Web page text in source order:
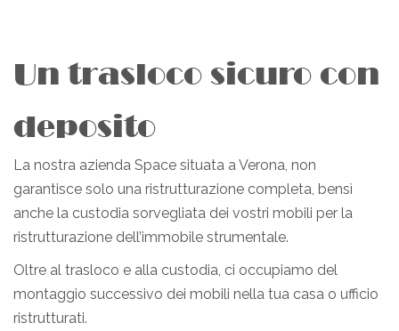
Un trasloco sicuro con
deposito
La nostra azienda Space situata a Verona, non
garantisce solo una ristrutturazione completa, bensì
anche la custodia sorvegliata dei vostri mobili per la
ristrutturazione dell’immobile strumentale.
Oltre al trasloco e alla custodia, ci occupiamo del
montaggio successivo dei mobili nella tua casa o ufficio
ristrutturati.